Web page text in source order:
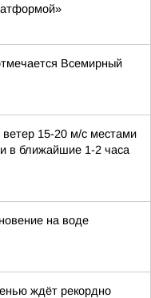
Всемирный
ветер 15-20 м/с местами
в ближайшие 1-2 часа
на воде
ждёт рекордно